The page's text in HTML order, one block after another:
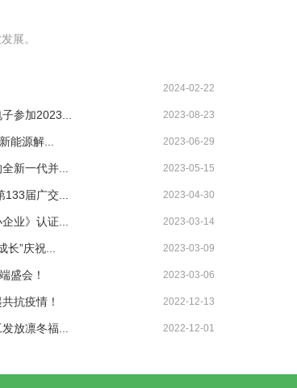
展。
2024-02-22
2023-08-23
参加2023...
2023-06-29
能源解...
2023-05-15
新一代并...
2023-04-30
届广交...
2023-03-14
业》认证...
2023-03-09
”庆祝...
2023-03-06
盛会！
2022-12-13
抗疫情！
2022-12-01
放凛冬福...